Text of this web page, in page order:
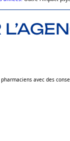
avec des